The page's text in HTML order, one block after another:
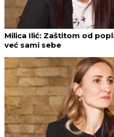
Milica Ilić: Zaštitom od
već sami sebe